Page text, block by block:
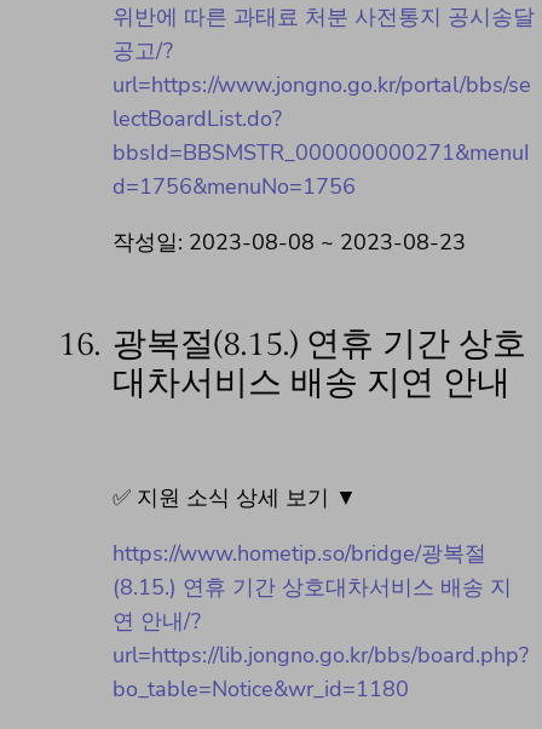
위반에 따른 과태료 처분 사전통지 공시송달
공고/?
url=https://www.jongno.go.kr/portal/bbs/se
lectBoardList.do?
bbsId=BBSMSTR_000000000271&menuI
d=1756&menuNo=1756
작성일: 2023-08-08 ~ 2023-08-23
16. 광복절(8.15.) 연휴 기간 상호
대차서비스 배송 지연 안내
✅ 지원 소식 상세 보기 ▼
https://www.hometip.so/bridge/광복절
(8.15.) 연휴 기간 상호대차서비스 배송 지
연 안내/?
url=https://lib.jongno.go.kr/bbs/board.php?
bo_table=Notice&wr_id=1180